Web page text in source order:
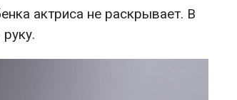
актриса не раскрывает. В